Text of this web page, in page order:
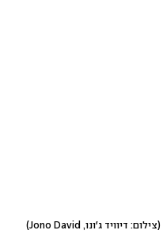
(צילום: דיוויד ג'ונו, Jono David)